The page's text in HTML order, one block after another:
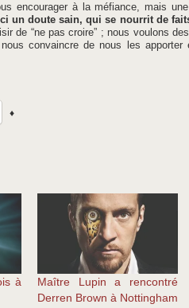
encourager à la méfiance, mais
un doute sain, qui se nourrit de
de “ne pas croire” ; nous voulons
convaincre de nous les
à
Maître Lupin a rencontré
Derren Brown à Nottingham